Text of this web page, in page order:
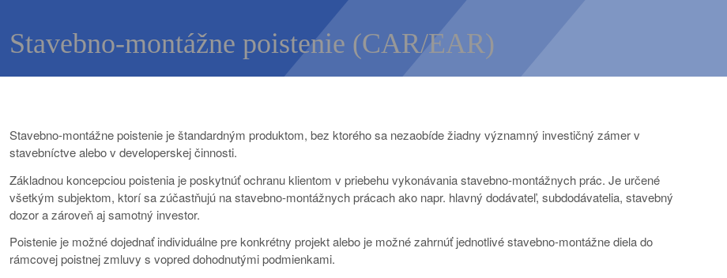
Stavebno-montážne poistenie (CAR/EAR)
Stavebno-montážne poistenie je štandardným produktom, bez ktorého sa nezaobíde žiadny významný investičný zámer v
stavebníctve alebo v developerskej činnosti.
Základnou koncepciou poistenia je poskytnúť ochranu klientom v priebehu vykonávania stavebno-montážnych prác. Je určené
všetkým subjektom, ktorí sa zúčastňujú na stavebno-montážnych prácach ako napr. hlavný dodávateľ, subdodávatelia, stavebný
dozor a zároveň aj samotný investor.
Poistenie je možné dojednať individuálne pre konkrétny projekt alebo je možné zahrnúť jednotlivé stavebno-montážne diela do
rámcovej poistnej zmluvy s vopred dohodnutými podmienkami.